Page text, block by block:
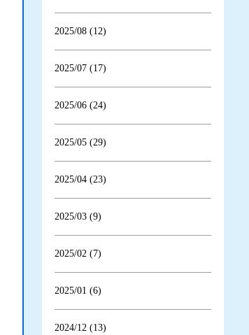
2025/08 (12)
2025/07 (17)
2025/06 (24)
2025/05 (29)
2025/04 (23)
2025/03 (9)
2025/02 (7)
2025/01 (6)
2024/12 (13)